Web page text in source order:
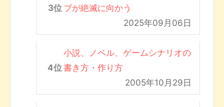
ブが絶滅に向かう
2025年09月06日
小説、ノベル、ゲームシナリオの
書き方・作り方
2005年10月29日